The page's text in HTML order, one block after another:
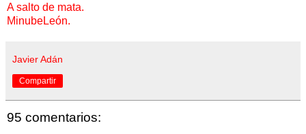
A salto de mata.
MinubeLeón.
Javier Adán
Compartir
95 comentarios: